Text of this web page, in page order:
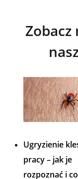
Ugryzienie
pracy – jak je
rozpoznać i